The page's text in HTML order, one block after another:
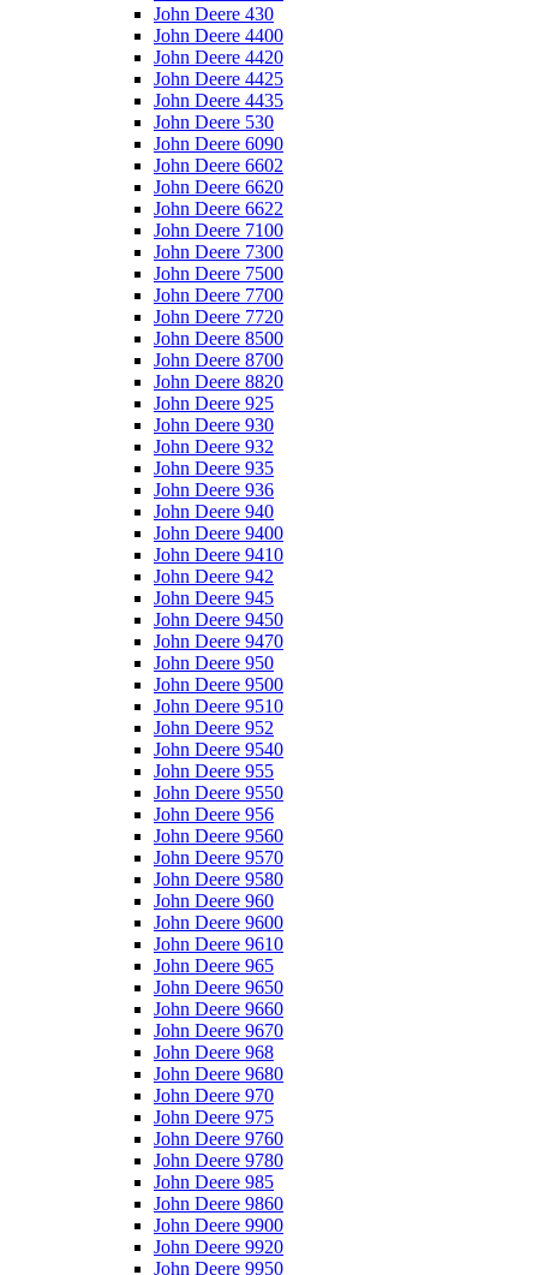
John Deere 430
John Deere 4400
John Deere 4420
John Deere 4425
John Deere 4435
John Deere 530
John Deere 6090
John Deere 6602
John Deere 6620
John Deere 6622
John Deere 7100
John Deere 7300
John Deere 7500
John Deere 7700
John Deere 7720
John Deere 8500
John Deere 8700
John Deere 8820
John Deere 925
John Deere 930
John Deere 932
John Deere 935
John Deere 936
John Deere 940
John Deere 9400
John Deere 9410
John Deere 942
John Deere 945
John Deere 9450
John Deere 9470
John Deere 950
John Deere 9500
John Deere 9510
John Deere 952
John Deere 9540
John Deere 955
John Deere 9550
John Deere 956
John Deere 9560
John Deere 9570
John Deere 9580
John Deere 960
John Deere 9600
John Deere 9610
John Deere 965
John Deere 9650
John Deere 9660
John Deere 9670
John Deere 968
John Deere 9680
John Deere 970
John Deere 975
John Deere 9760
John Deere 9780
John Deere 985
John Deere 9860
John Deere 9900
John Deere 9920
John Deere 9950